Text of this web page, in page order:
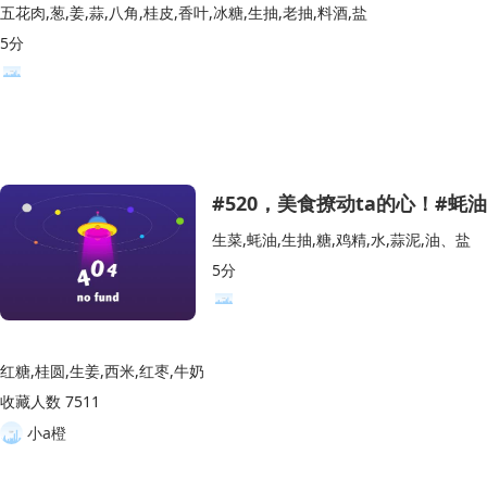
五花肉,葱,姜,蒜,八角,桂皮,香叶,冰糖,生抽,老抽,料酒,盐
5分
#520，美食撩动ta的心！#蚝
生菜,蚝油,生抽,糖,鸡精,水,蒜泥,油、盐
5分
红糖,桂圆,生姜,西米,红枣,牛奶
收藏人数 7511
小a橙